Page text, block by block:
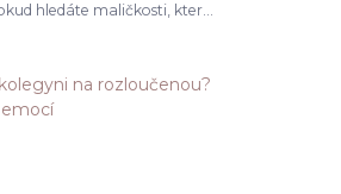
hledáte maličkosti, kter...